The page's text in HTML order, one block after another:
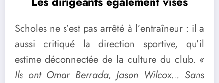
Scholes ne s’est pas arrêté à l’entraîneur : il a
aussi critiqué la direction sportive, qu’il
estime déconnectée de la culture du club. «
Ils ont Omar Berrada, Jason Wilcox… Sans